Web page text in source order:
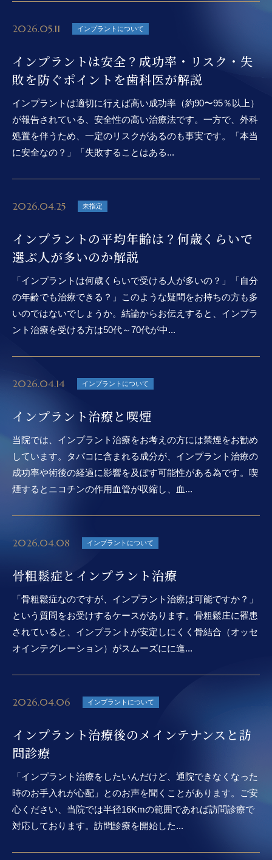
2026.05.11 インプラントについて
インプラントは安全？成功率・リスク・失
敗を防ぐポイントを歯科医が解説
インプラントは適切に行えば高い成功率（約90〜95％以上）
が報告されている、安全性の高い治療法です。一方で、外科
処置を伴うため、一定のリスクがあるのも事実です。「本当
に安全なの？」「失敗することはある...
2026.04.25 未指定
インプラントの平均年齢は？何歳くらいで
選ぶ人が多いのか解説
「インプラントは何歳くらいで受ける人が多いの？」「自分
の年齢でも治療できる？」このような疑問をお持ちの方も多
いのではないでしょうか。結論からお伝えすると、インプラ
ント治療を受ける方は50代～70代が中...
2026.04.14 インプラントについて
インプラント治療と喫煙
当院では、インプラント治療をお考えの方には禁煙をお勧め
しています。タバコに含まれる成分が、インプラント治療の
成功率や術後の経過に影響を及ぼす可能性がある為です。喫
煙するとニコチンの作用血管が収縮し、血...
2026.04.08 インプラントについて
骨粗鬆症とインプラント治療
「骨粗鬆症なのですが、インプラント治療は可能ですか？」
という質問をお受けするケースがあります。骨粗鬆庄に罹患
されていると、インプラントが安定しにくく骨結合（オッセ
オインテグレーション）がスムーズにに進...
2026.04.06 インプラントについて
インプラント治療後のメインテナンスと訪
問診療
「インプラント治療をしたいんだけど、通院できなくなった
時のお手入れが心配」とのお声を聞くことがあります。ご安
心ください、当院では半径16Kmの範囲であれば訪問診療で
対応しております。訪問診療を開始した...